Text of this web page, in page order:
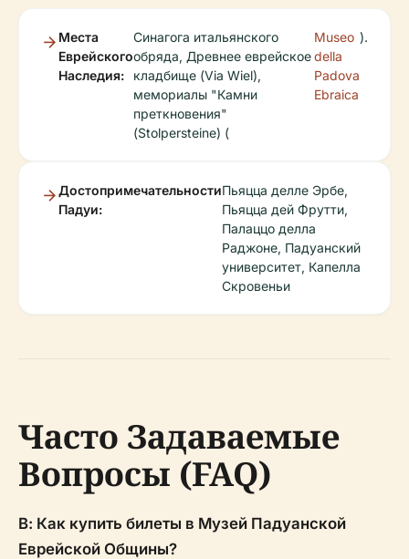
Места
Еврейского
Наследия:
Синагога итальянского
обряда, Древнее еврейское
кладбище (Via Wiel),
мемориалы "Камни
преткновения"
(Stolpersteine) (
Museo
della
Padova
Ebraica
).
Достопримечательности
Падуи:
Пьяцца делле Эрбе,
Пьяцца дей Фрутти,
Палаццо делла
Раджоне, Падуанский
университет, Капелла
Скровеньи
Часто Задаваемые
Вопросы (FAQ)
В: Как купить билеты в Музей Падуанской
Еврейской Общины?